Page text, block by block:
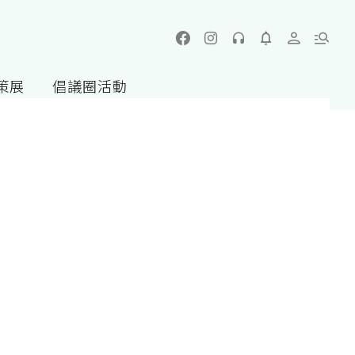
展 倡議圈活動